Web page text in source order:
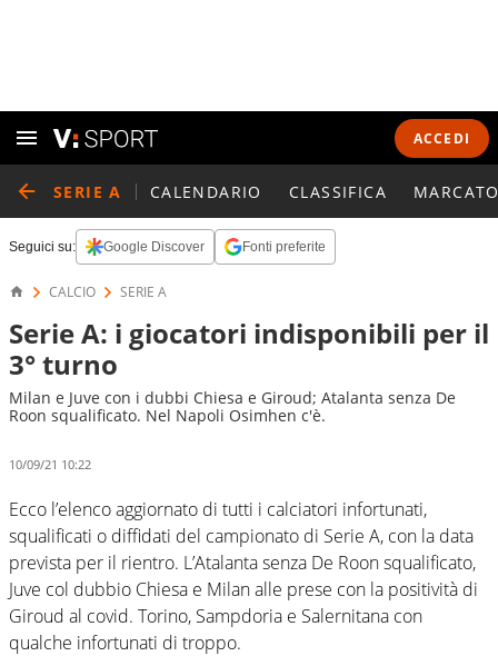
ACCEDI
SERIE A CALENDARIO CLASSIFICA
Seguici su: Google Discover Fonti preferite
CALCIO SERIE A
Serie A: i giocatori indisponibili per il
3° turno
Milan e Juve con i dubbi Chiesa e Giroud; Atalanta senza De
Roon squalificato. Nel Napoli Osimhen c'è.
10/09/21 10:22
Ecco l’elenco aggiornato di tutti i calciatori infortunati,
squalificati o diffidati del campionato di Serie A, con la data
prevista per il rientro. L’Atalanta senza De Roon squalificato,
Juve col dubbio Chiesa e Milan alle prese con la positività di
Giroud al covid. Torino, Sampdoria e Salernitana con
qualche infortunati di troppo.